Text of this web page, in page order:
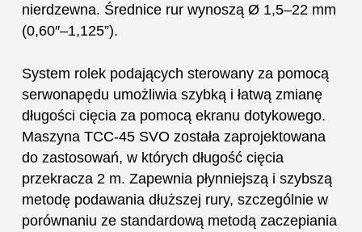
nierdzewna. Średnice rur wynoszą Ø 1,5–22 mm
(0,60″–1,125”).
System rolek podających sterowany za pomocą
serwonapędu umożliwia szybką i łatwą zmianę
długości cięcia za pomocą ekranu dotykowego.
Maszyna TCC-45 SVO została zaprojektowana
do zastosowań, w których długość cięcia
przekracza 2 m. Zapewnia płynniejszą i szybszą
metodę podawania dłuższej rury, szczególnie w
porównaniu ze standardową metodą zaczepiania